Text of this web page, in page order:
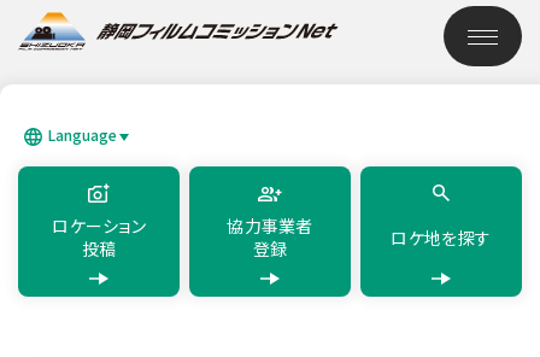
Language
日本語 English 简体中文 繁體中文 한국어 แบบไทย
ロケーション
投稿
協力事業者
登録
ロケ地を探す
ロケーション検索
SEARCH